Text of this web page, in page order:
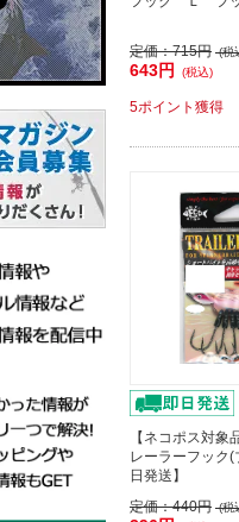
定価：715円 (税
643円 (税込)
5ポイント獲得
【ネコポス対象
レーラーフック(
日発送】
定価：440円 (税